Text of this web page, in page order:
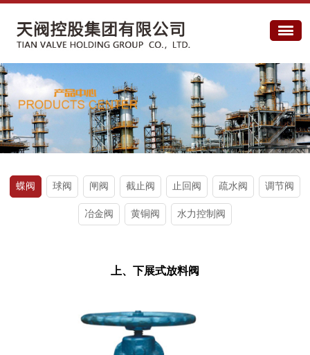
蝶阀 球阀 闸阀 截止阀 止回阀 疏水阀 调节阀
冶金阀 黄铜阀 水力控制阀
上、下展式放料阀